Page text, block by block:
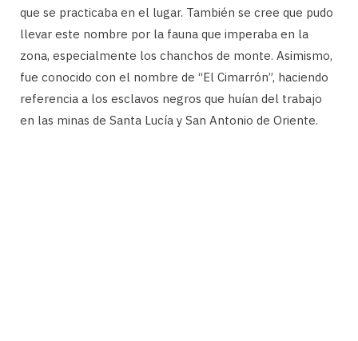
que se practicaba en el lugar. También se cree que pudo
llevar este nombre por la fauna que imperaba en la
zona, especialmente los chanchos de monte. Asimismo,
fue conocido con el nombre de “El Cimarrón”, haciendo
referencia a los esclavos negros que huían del trabajo
en las minas de Santa Lucía y San Antonio de Oriente.